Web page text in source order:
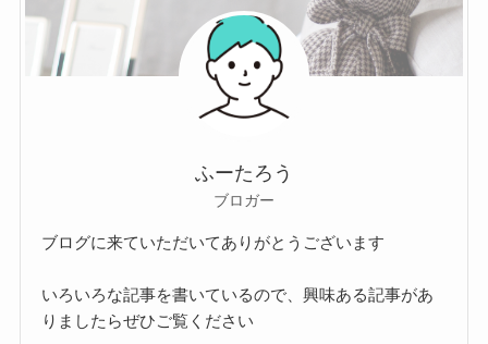
ふーたろう
ブロガー
ブログに来ていただいてありがとうございます
いろいろな記事を書いているので、興味ある記事があ
りましたらぜひご覧ください